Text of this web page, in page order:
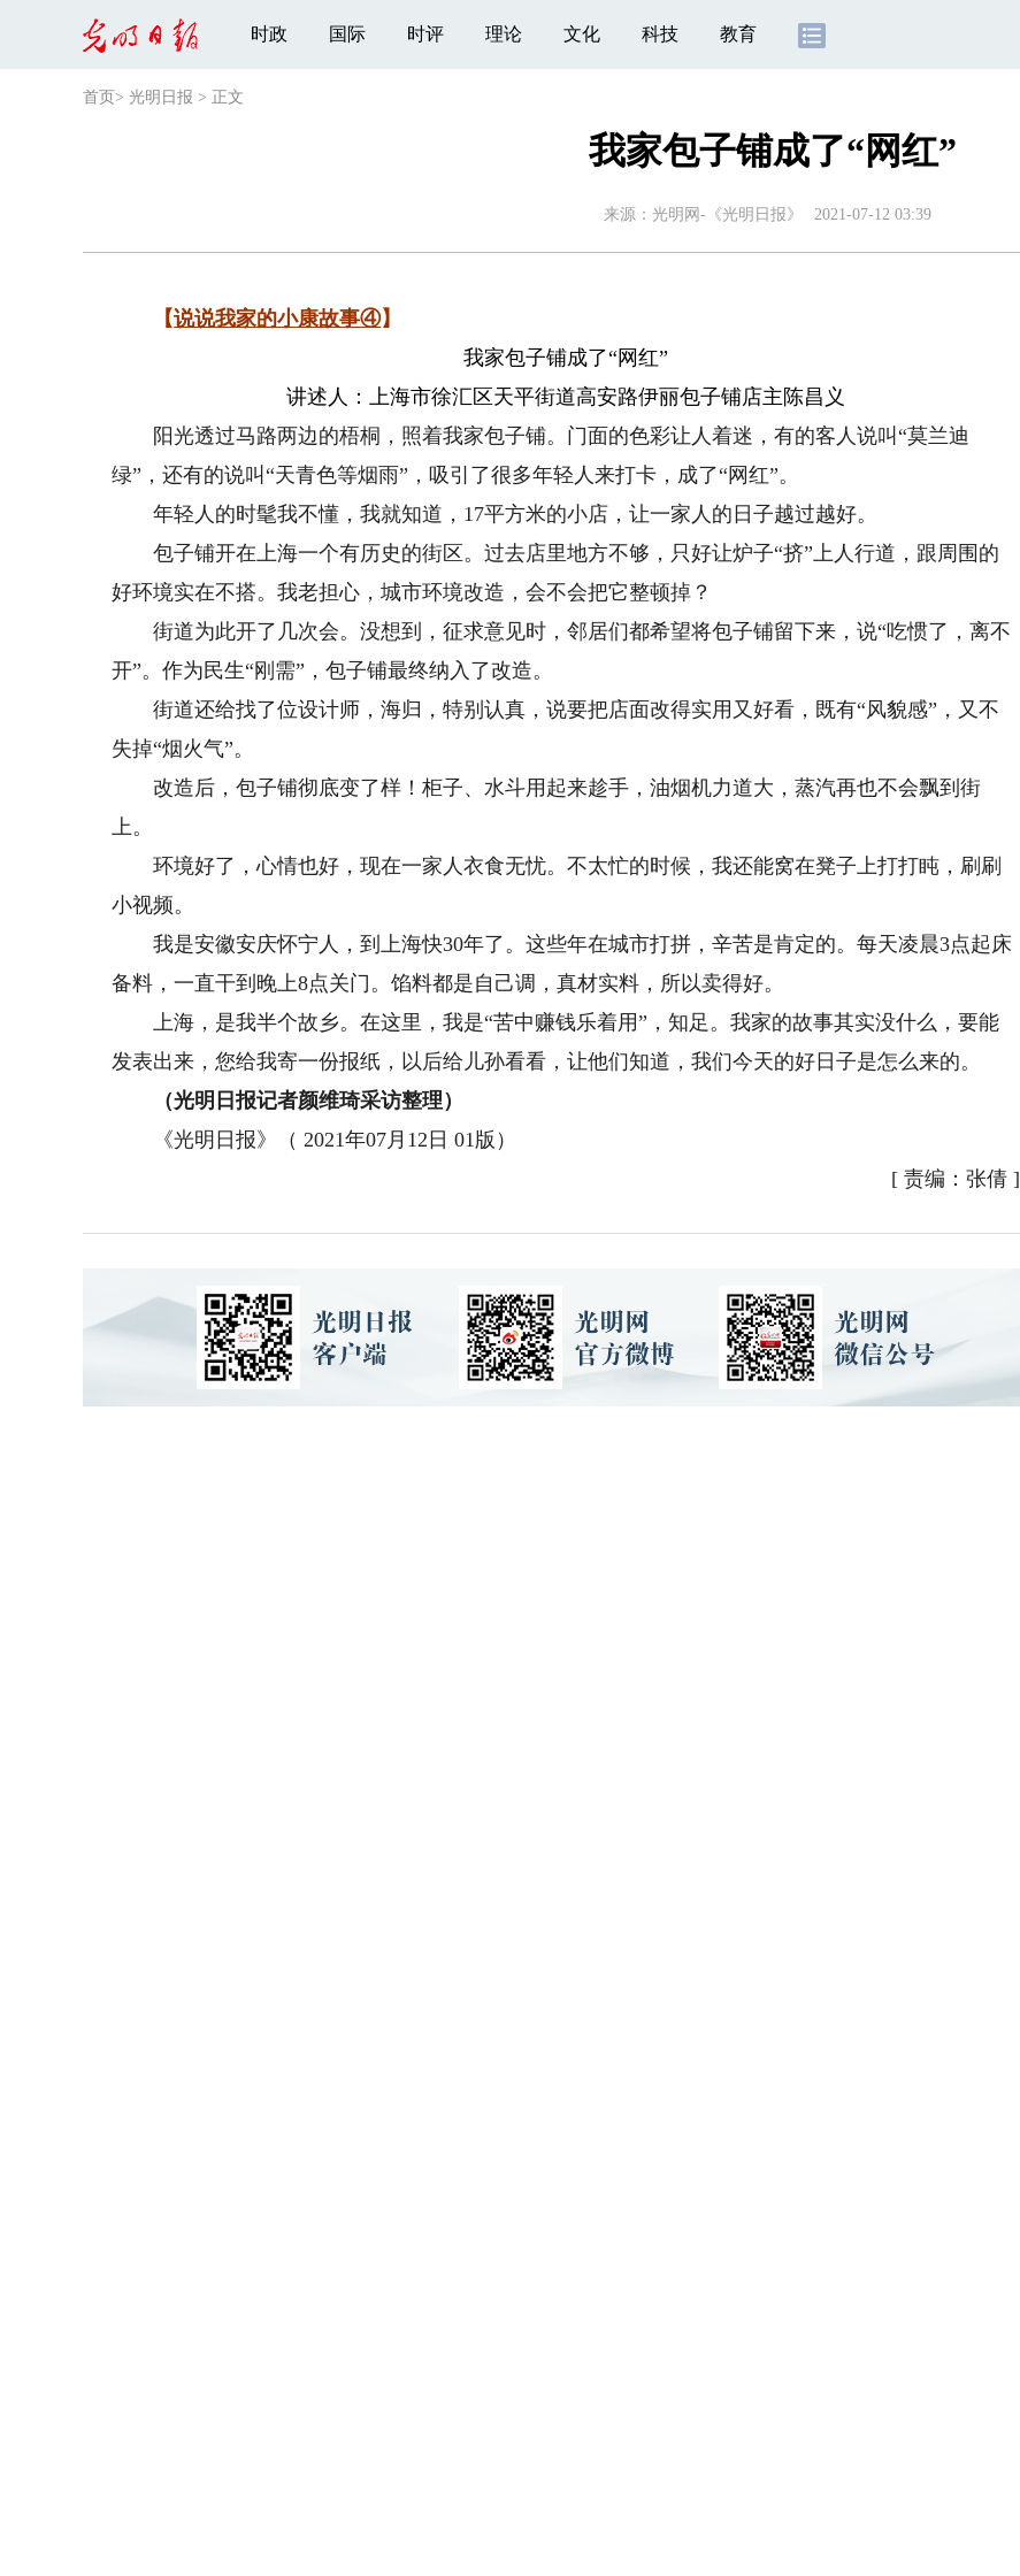
时政 国际 时评 理论 文化 科技 教育
首页 > 光明日报 > 正文
我家包子铺成了“网红”
来源： 光明网-《光明日报》 2021-07-12 03:39
【说说我家的小康故事④】
我家包子铺成了“网红”
讲述人：上海市徐汇区天平街道高安路伊丽包子铺店主陈昌义
阳光透过马路两边的梧桐，照着我家包子铺。门面的色彩让人着迷，有的客人说叫“莫兰迪
绿”，还有的说叫“天青色等烟雨”，吸引了很多年轻人来打卡，成了“网红”。
年轻人的时髦我不懂，我就知道，17平方米的小店，让一家人的日子越过越好。
包子铺开在上海一个有历史的街区。过去店里地方不够，只好让炉子“挤”上人行道，跟周围的
好环境实在不搭。我老担心，城市环境改造，会不会把它整顿掉？
街道为此开了几次会。没想到，征求意见时，邻居们都希望将包子铺留下来，说“吃惯了，离不
开”。作为民生“刚需”，包子铺最终纳入了改造。
街道还给找了位设计师，海归，特别认真，说要把店面改得实用又好看，既有“风貌感”，又不
失掉“烟火气”。
改造后，包子铺彻底变了样！柜子、水斗用起来趁手，油烟机力道大，蒸汽再也不会飘到街
上。
环境好了，心情也好，现在一家人衣食无忧。不太忙的时候，我还能窝在凳子上打打盹，刷刷
小视频。
我是安徽安庆怀宁人，到上海快30年了。这些年在城市打拼，辛苦是肯定的。每天凌晨3点起床
备料，一直干到晚上8点关门。馅料都是自己调，真材实料，所以卖得好。
上海，是我半个故乡。在这里，我是“苦中赚钱乐着用”，知足。我家的故事其实没什么，要能
发表出来，您给我寄一份报纸，以后给儿孙看看，让他们知道，我们今天的好日子是怎么来的。
（光明日报记者颜维琦采访整理）
《光明日报》（ 2021年07月12日 01版）
[ 责编：张倩]